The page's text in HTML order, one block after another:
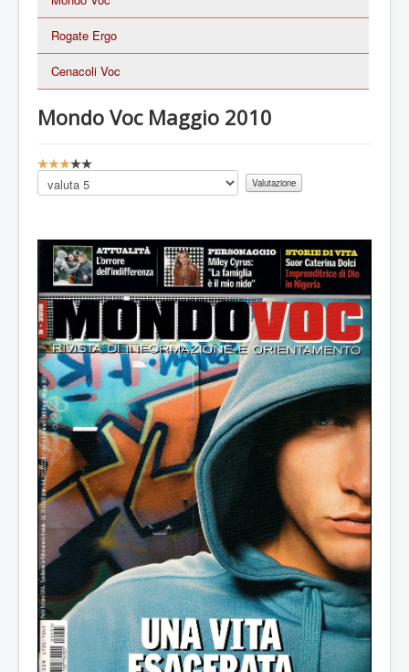
Rogate Ergo
Cenacoli Voc
Mondo Voc Maggio 2010
V
l
a
z
o
n
e
a
t
t
u
a
l
e
:
3
/
5
Valuta